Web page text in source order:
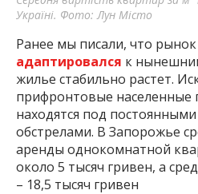
Україні. Фото: Лун Місто
Ранее мы писали, что
адаптировался к
жилье стабильно растет.
прифронтовые населенные
находятся под
обстрелами. В Запорожье
аренды однокомнатной
около 5 тысяч гривен, а
– 18,5 тысяч гривен